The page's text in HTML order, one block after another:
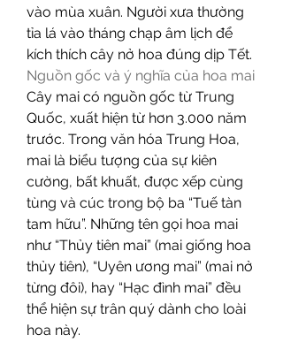
vào mùa xuân. Người xưa thường
tỉa lá vào tháng chạp âm lịch để
kích thích cây nở hoa đúng dịp Tết.
Nguồn gốc và ý nghĩa của hoa mai
Cây mai có nguồn gốc từ Trung
Quốc, xuất hiện từ hơn 3.000 năm
trước. Trong văn hóa Trung Hoa,
mai là biểu tượng của sự kiên
cường, bất khuất, được xếp cùng
tùng và cúc trong bộ ba “Tuế tàn
tam hữu”. Những tên gọi hoa mai
như “Thủy tiên mai” (mai giống hoa
thủy tiên), “Uyên ương mai” (mai nở
từng đôi), hay “Hạc đình mai” đều
thể hiện sự trân quý dành cho loài
hoa này.